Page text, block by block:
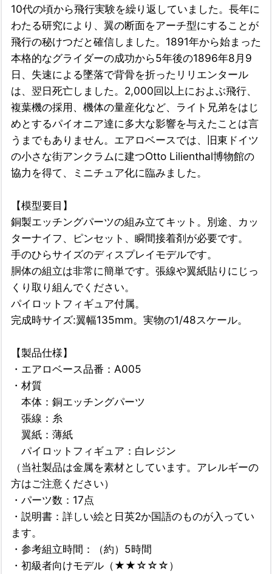
10代の頃から飛行実験を繰り返していました。長年に
わたる研究により、翼の断面をアーチ型にすることが
飛行の秘けつだと確信しました。1891年から始まった
本格的なグライダーの成功から5年後の1896年8月9
日、失速による墜落で背骨を折ったリリエンタール
は、翌日死亡しました。2,000回以上におよぶ飛行、
複葉機の採用、機体の量産化など、ライト兄弟をはじ
めとするパイオニア達に多大な影響を与えたことは言
うまでもありません。エアロベースでは、旧東ドイツ
の小さな街アンクラムに建つOtto Lilienthal博物館の
協力を得て、ミニチュア化に臨みました。
【模型要目】
銅製エッチングパーツの組み立てキット。別途、カッ
ターナイフ、ピンセット、瞬間接着剤が必要です。
手のひらサイズのディスプレイモデルです。
胴体の組立は非常に簡単です。張線や翼紙貼りにじっ
くり取り組んでください。
パイロットフィギュア付属。
完成時サイズ:翼幅135mm。実物の1/48スケール。
【製品仕様】
・エアロベース品番：A005
・材質
本体：銅エッチングパーツ
張線：糸
翼紙：薄紙
パイロットフィギュア：白レジン
（当社製品は金属を素材としています。アレルギーの
方はご注意ください）
・パーツ数：17点
・説明書：詳しい絵と日英2か国語のものが入ってい
ます。
・参考組立時間：（約）5時間
・初級者向けモデル（★★☆☆☆）